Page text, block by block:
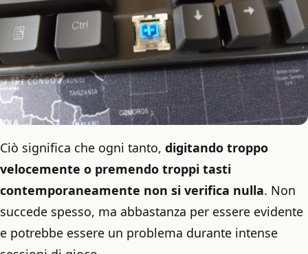
Ciò significa che ogni tanto, digitando troppo
velocemente o premendo troppi tasti
contemporaneamente non si verifica nulla. Non
succede spesso, ma abbastanza per essere evidente
e potrebbe essere un problema durante intense